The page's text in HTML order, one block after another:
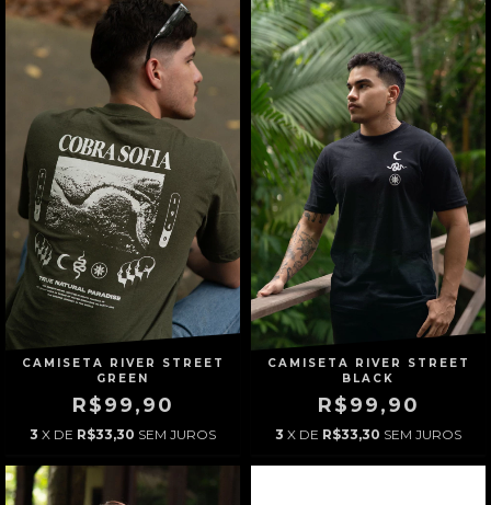
CAMISETA RIVER STREET
GREEN
R$99,90
3 X DE R$33,30 SEM JUROS
CAMISETA RIVER STREET
BLACK
R$99,90
3 X DE R$33,30 SEM JUROS